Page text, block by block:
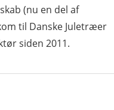
(nu en del af
til Danske Juletræer
siden 2011.